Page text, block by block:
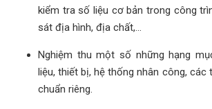
kiểm tra số liệu cơ bản trong công
sát địa hình, địa chất,…
Nghiệm thu một số những hạng
liệu, thiết bị, hệ thống nhân công, các
chuẩn riêng.